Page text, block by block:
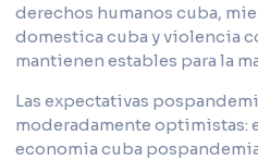
derechos humanos cuba,
domestica cuba y violencia
mantienen estables para la
Las expectativas
moderadamente optimistas:
economia cuba